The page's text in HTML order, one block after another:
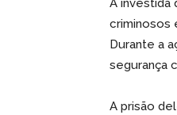
A investida
criminosos
Durante a
segurança
A prisão